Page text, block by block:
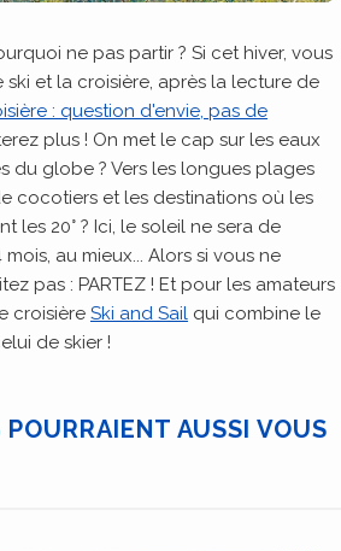
ne pas partir ? Si cet hiver, vous
et la croisière, après la lecture de
: question d'envie, pas de
plus ! On met le cap sur les eaux
du globe ? Vers les longues plages
cocotiers et les destinations où les
les 20° ? Ici, le soleil ne sera de
au mieux... Alors si vous ne
pas : PARTEZ ! Et pour les amateurs
croisière Ski and Sail qui combine le
de skier !
AUSSI VOUS